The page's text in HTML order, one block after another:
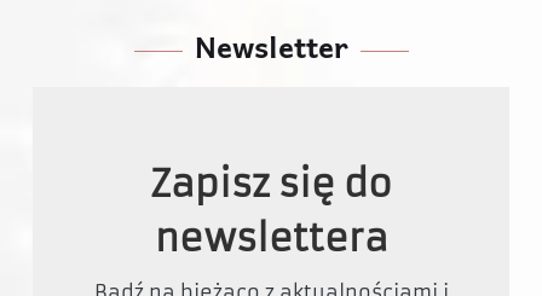
Newsletter
Zapisz się do
newslettera